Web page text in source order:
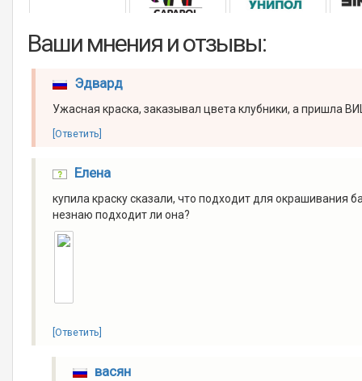
Ваши мнения и отзывы:
Эдвард
Ужасная краска, заказывал цвета клубники, а пришла
[Ответить]
Елена
купила краску сказали, что подходит для окрашивания
незнаю подходит ли она?
[Ответить]
васян